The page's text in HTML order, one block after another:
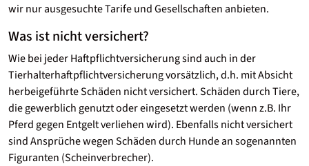
wir nur ausgesuchte Tarife und Gesellschaften anbieten.
Was ist nicht versichert?
Wie bei jeder Haftpflichtversicherung sind auch in der
Tierhalterhaftpflichtversicherung vorsätzlich, d.h. mit Absicht
herbeigeführte Schäden nicht versichert. Schäden durch Tiere,
die gewerblich genutzt oder eingesetzt werden (wenn z.B. Ihr
Pferd gegen Entgelt verliehen wird). Ebenfalls nicht versichert
sind Ansprüche wegen Schäden durch Hunde an sogenannten
Figuranten (Scheinverbrecher).